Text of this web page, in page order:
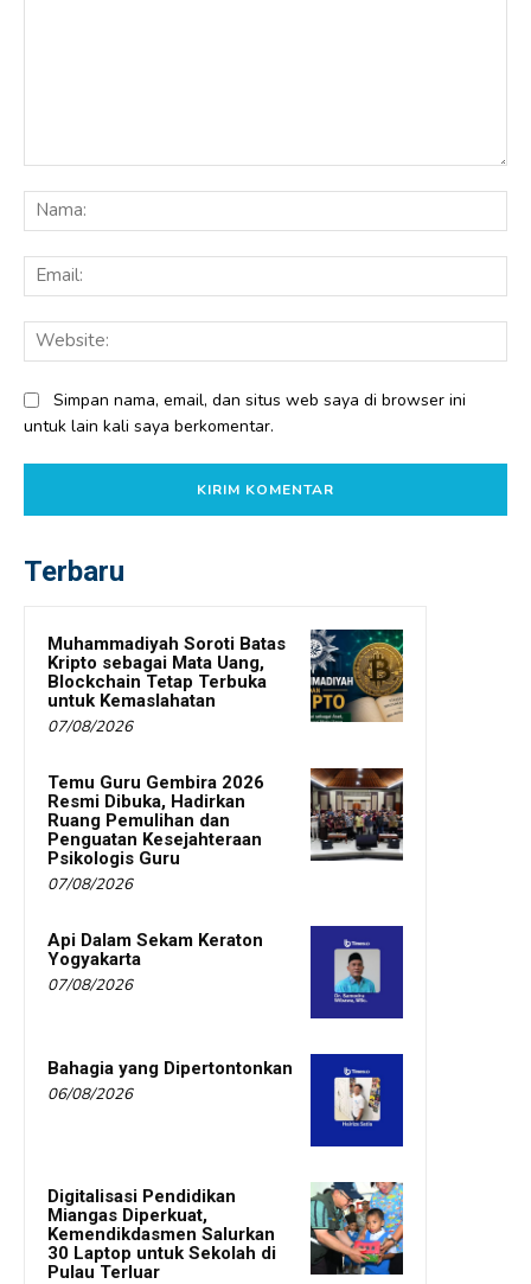
Simpan nama, email, dan situs web saya di browser ini
untuk lain kali saya berkomentar.
Terbaru
Muhammadiyah Soroti Batas
Kripto sebagai Mata Uang,
Blockchain Tetap Terbuka
untuk Kemaslahatan
07/08/2026
Temu Guru Gembira 2026
Resmi Dibuka, Hadirkan
Ruang Pemulihan dan
Penguatan Kesejahteraan
Psikologis Guru
07/08/2026
Api Dalam Sekam Keraton
Yogyakarta
07/08/2026
Bahagia yang Dipertontonkan
06/08/2026
Digitalisasi Pendidikan
Miangas Diperkuat,
Kemendikdasmen Salurkan
30 Laptop untuk Sekolah di
Pulau Terluar